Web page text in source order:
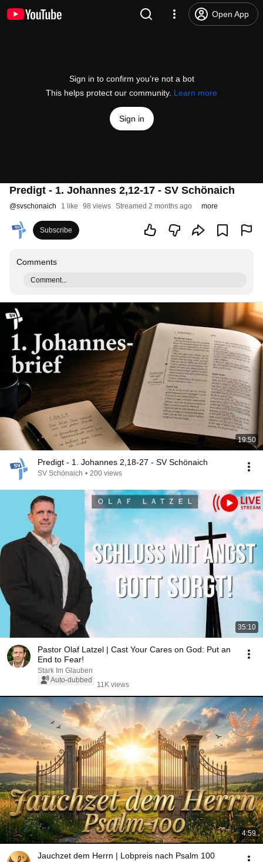
Open App
Sign in to confirm you’re not a bot
This helps protect our community. Learn more
Sign in
Predigt - 1. Johannes 2,12-17 - SV Schönaich
@svschonaich 1 like 98 views Streamed 2 months ago more
Subscribe
Comments
Comment...
19:50
Predigt - 1. Johannes 2,18-27 - SV Schönaich
SV Schönaich • 200 views
35:10
Pastor Olaf Latzel | Cast Your Cares on God: Put an
End to Fear!
Stark Im Glauben
Auto-dubbed
11K views
4:59
Jauchzet dem Herrn | Lobpreis nach Psalm 100